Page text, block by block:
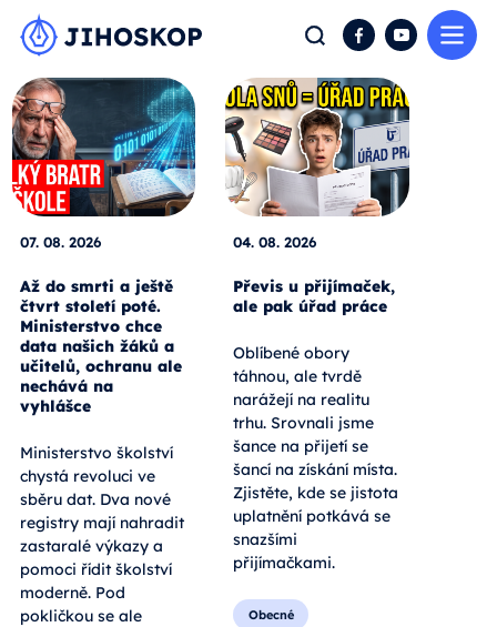
Hledat FacebookYouTube
07. 08. 2026
Až do smrti a ještě
čtvrt století poté.
Ministerstvo chce
data našich žáků a
učitelů, ochranu ale
nechává na
vyhlášce
Ministerstvo školství
chystá revoluci ve
sběru dat. Dva nové
registry mají nahradit
zastaralé výkazy a
pomoci řídit školství
moderně. Pod
pokličkou se ale
04. 08. 2026
Převis u přijímaček,
ale pak úřad práce
Oblíbené obory
táhnou, ale tvrdě
narážejí na realitu
trhu. Srovnali jsme
šance na přijetí se
šancí na získání místa.
Zjistěte, kde se jistota
uplatnění potkává se
snazšími
přijímačkami.
Obecné